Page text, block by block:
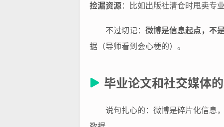
捡漏资源：比如出版社清仓时甩卖专
不过切记： 微博是信息起点，不
据（导师看到会心梗的）。
毕业论文和社交媒体
说句扎心的：微博是碎片化信息